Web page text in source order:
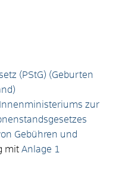
(PStG) (Geburten
zur
Gebühren und
mit Anlage 1